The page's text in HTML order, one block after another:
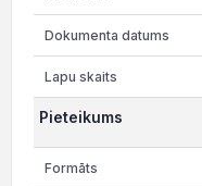
Pieteikums